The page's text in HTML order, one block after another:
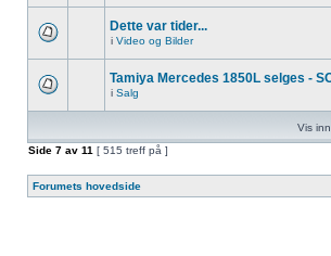
Dette var tider...
i Video og Bilder
Tamiya Mercedes 1850L selges -
i Salg
Vis
Side 7 av 11 [ 515 treff på ]
Forumets hovedside